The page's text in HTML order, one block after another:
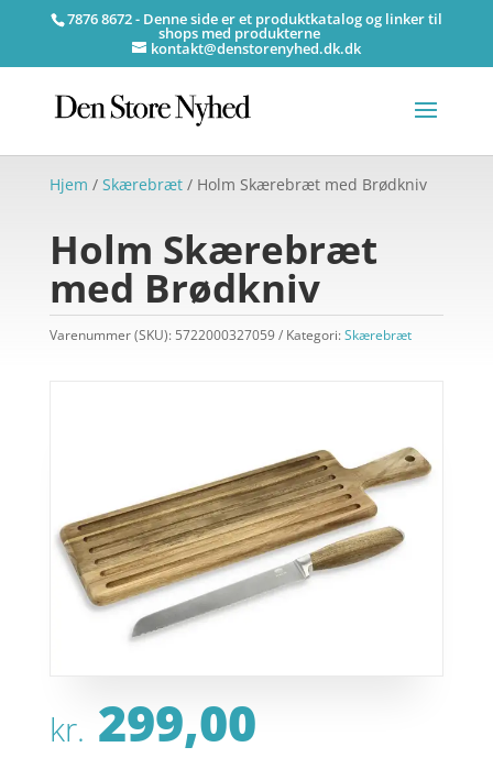
7876 8672 - Denne side er et produktkatalog og linker til
shops med produkterne
kontakt@denstorenyhed.dk.dk
Hjem / Skærebræt/ Holm Skærebræt med Brødkniv
Holm Skærebræt
med Brødkniv
Varenummer (SKU): 5722000327059 Kategori:Skærebræt
kr. 299,00